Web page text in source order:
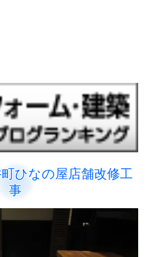
ひなの屋店舗改修工
事